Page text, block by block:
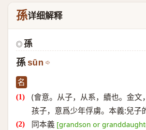
孫详细解释
◎ 孫
孫 sūn
名
(會意。从子，从系，續也。金文
孩子，意爲少年俘虜。本義:兒子
同本義 [grandson or